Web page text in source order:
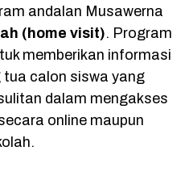
andalan Musawerna
(home visit). Program
memberikan informasi
tua calon siswa yang
dalam mengakses
online maupun